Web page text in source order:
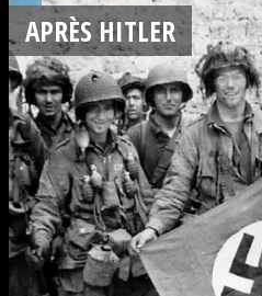
APRÈS HITLER